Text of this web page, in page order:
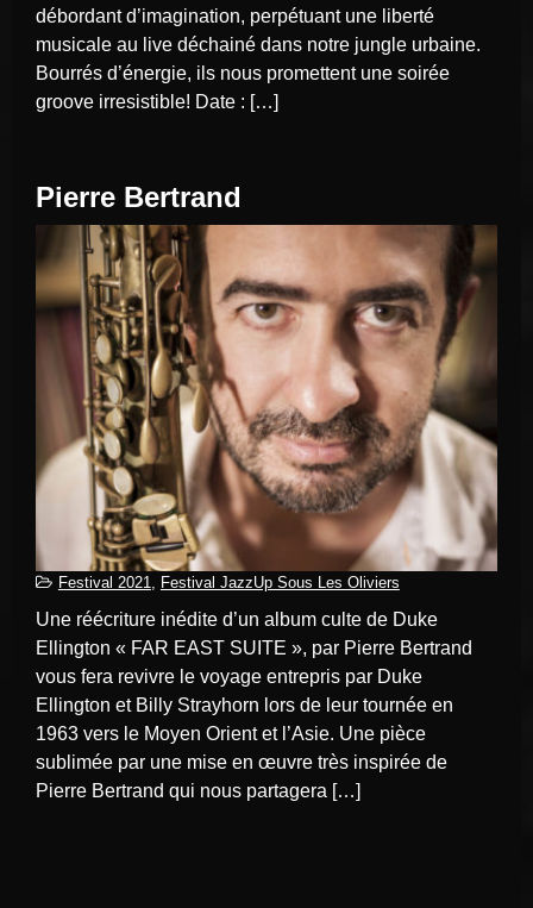
débordant d’imagination, perpétuant une liberté
musicale au live déchainé dans notre jungle urbaine.
Bourrés d’énergie, ils nous promettent une soirée
groove irresistible! Date : […]
Pierre Bertrand
Festival 2021, Festival JazzUp Sous Les Oliviers
Une réécriture inédite d’un album culte de Duke
Ellington « FAR EAST SUITE », par Pierre Bertrand
vous fera revivre le voyage entrepris par Duke
Ellington et Billy Strayhorn lors de leur tournée en
1963 vers le Moyen Orient et l’Asie. Une pièce
sublimée par une mise en œuvre très inspirée de
Pierre Bertrand qui nous partagera […]